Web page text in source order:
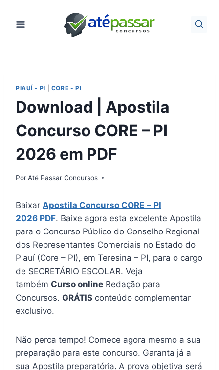
para
PIAUÍ - PI CORE - PI
Download | Apostila
Concurso CORE – PI
2026 em PDF
PorAté Passar Concursos
Baixar Apostila Concurso CORE – PI
2026 PDF. Baixe agora esta excelente Apostila
para o Concurso Público do Conselho Regional
dos Representantes Comerciais no Estado do
Piauí (Core – PI), em Teresina – PI, para o cargo
de SECRETÁRIO ESCOLAR. Veja
também Curso online Redação para
Concursos. GRÁTIS conteúdo complementar
exclusivo.
Não perca tempo! Comece agora mesmo a sua
preparação para este concurso. Garanta já a
sua Apostila preparatória. A prova objetiva será